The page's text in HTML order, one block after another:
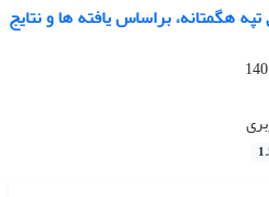
هگمتانه، براساس یافته ها و نتایج